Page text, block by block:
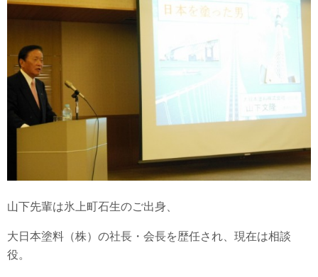
山下先輩は氷上町石生のご出身、
大日本塗料（株）の社長・会長を歴任され、現在は相談
役。